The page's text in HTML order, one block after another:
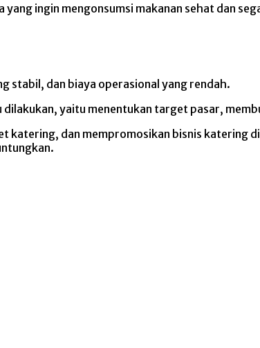
ingin mengonsumsi makanan sehat dan
stabil, dan biaya operasional yang rendah.
yaitu menentukan target pasar,
katering, dan mempromosikan bisnis katering